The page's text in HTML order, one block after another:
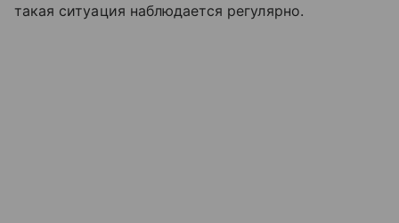
такая ситуация наблюдается регулярно.